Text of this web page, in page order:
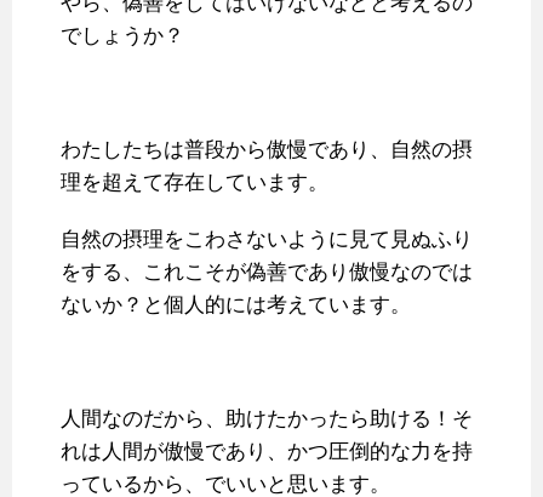
でしょうか？
わたしたちは普段から傲慢であり、自然の摂
理を超えて存在しています。
自然の摂理をこわさないように見て見ぬふり
をする、これこそが偽善であり傲慢なのでは
ないか？と個人的には考えています。
人間なのだから、助けたかったら助ける！そ
れは人間が傲慢であり、かつ圧倒的な力を持
っているから、でいいと思います。